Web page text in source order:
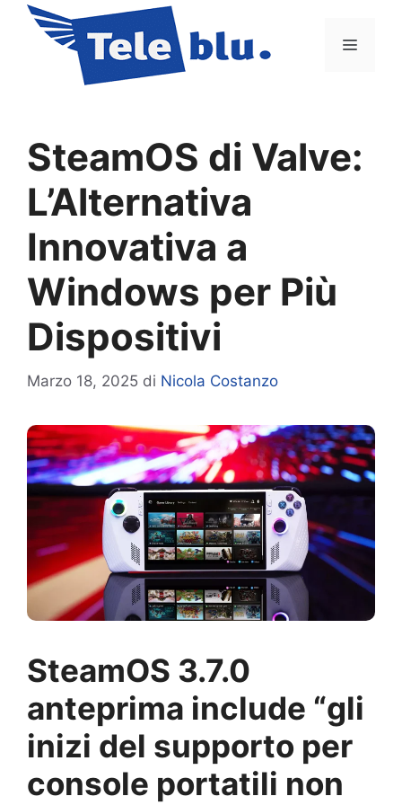
contenuto
Menu
SteamOS di Valve:
L’Alternativa
Innovativa a
Windows per Più
Dispositivi
Marzo 18, 2025 di Nicola Costanzo
SteamOS 3.7.0
anteprima include “gli
inizi del supporto per
console portatili non